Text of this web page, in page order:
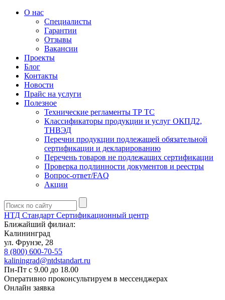
О нас
Специалисты
Гарантии
Отзывы
Вакансии
Проекты
Блог
Контакты
Новости
Прайс на услуги
Полезное
Технические регламенты ТР ТС
Классификаторы продукции и услуг ОКПД2,
ТНВЭД
Перечни продукции подлежащей обязательной
сертификации и декларированию
Перечень товаров не подлежащих сертификации
Проверка подлинности документов и реестры
Вопрос-ответ/FAQ
Акции
НТД Стандарт Сертификационный центр
Ближайший филиал:
Калининград
ул. Фрунзе, 28
8 (800) 600-70-55
kaliningrad@ntdstandart.ru
Пн-Пт с 9.00 до 18.00
Оперативно проконсультируем в мессенджерах
Онлайн заявка